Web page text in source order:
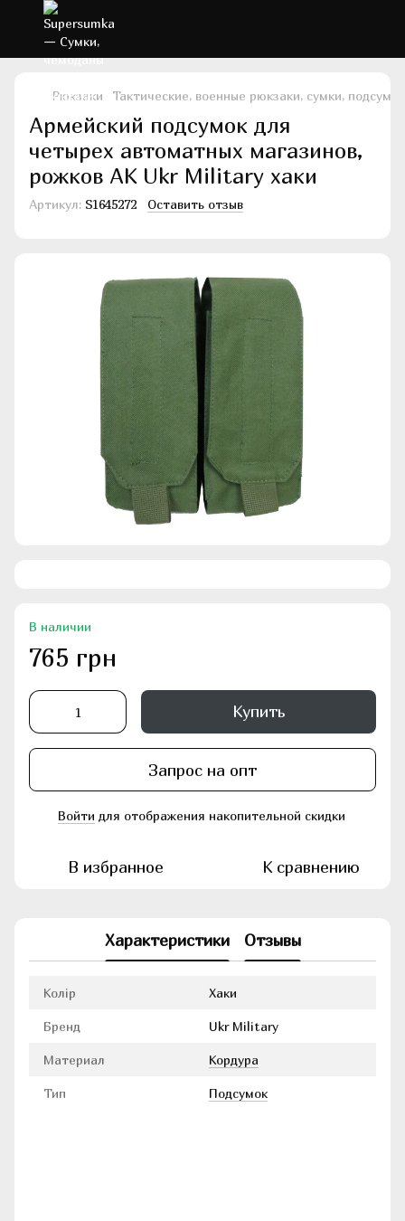
Рюкзаки Тактические, военные рюкзаки, сумки, подсумки
Армейский подсумок для
четырех автоматных магазинов,
рожков АК Ukr Military хаки
Артикул: S1645272 Оставить отзыв
В наличии
765 грн
Купить
Запрос на опт
Войти для отображения накопительной скидки
В избранное К сравнению
Характеристики Отзывы
Колір Хаки
Бренд Ukr Military
Материал Кордура
Тип Подсумок